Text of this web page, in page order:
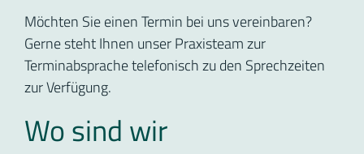
Möchten Sie einen Termin bei uns vereinbaren?
Gerne steht Ihnen unser Praxisteam zur
Terminabsprache telefonisch zu den Sprechzeiten
zur Verfügung.
Wo sind wir